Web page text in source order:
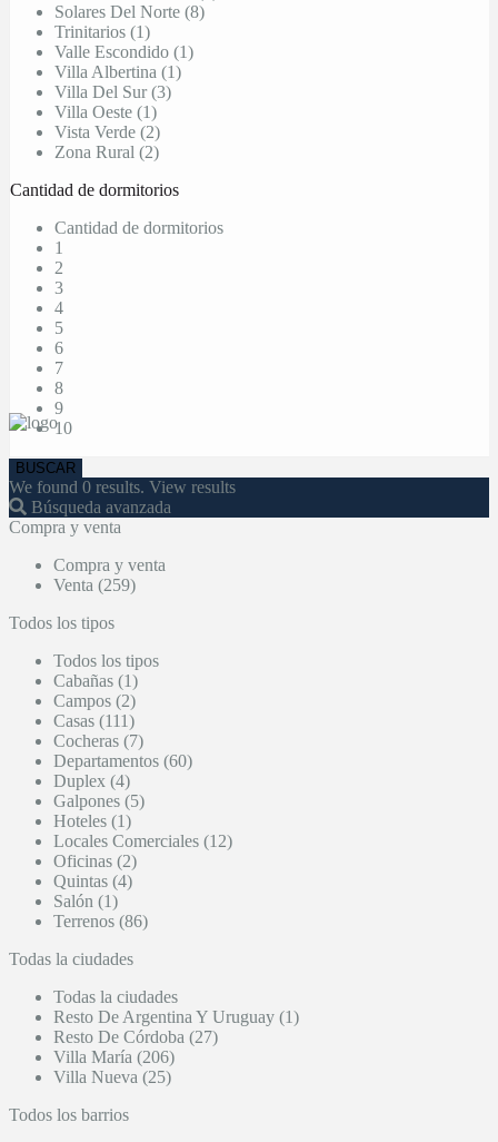
Solares Del Norte (8)
Trinitarios (1)
Valle Escondido (1)
Villa Albertina (1)
Villa Del Sur (3)
Villa Oeste (1)
Vista Verde (2)
Zona Rural (2)
Cantidad de dormitorios
Cantidad de dormitorios
1
2
3
4
5
6
7
8
9
10
We found 0 results. View results
Búsqueda avanzada
Compra y venta
Compra y venta
Venta (259)
Todos los tipos
Todos los tipos
Cabañas (1)
Campos (2)
Casas (111)
Cocheras (7)
Departamentos (60)
Duplex (4)
Galpones (5)
Hoteles (1)
Locales Comerciales (12)
Oficinas (2)
Quintas (4)
Salón (1)
Terrenos (86)
Todas la ciudades
Todas la ciudades
Resto De Argentina Y Uruguay (1)
Resto De Córdoba (27)
Villa María (206)
Villa Nueva (25)
Todos los barrios